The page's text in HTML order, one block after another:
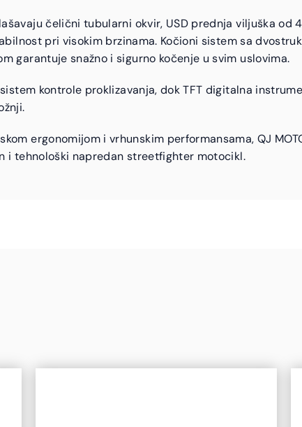
čelični tubularni okvir, USD prednja viljuška od
pri visokim brzinama. Kočioni sistem sa
garantuje snažno i sigurno kočenje u svim uslovima.
kontrole proklizavanja, dok TFT digitalna
ergonomijom i vrhunskim performansama, QJ
i tehnološki napredan streetfighter motocikl.